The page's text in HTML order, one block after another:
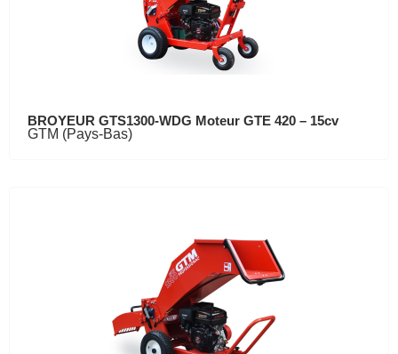
BROYEUR GTS1300-WDG Moteur GTE 420 – 15cv
GTM (Pays-Bas)